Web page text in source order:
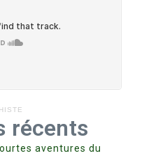
récents
aventures du